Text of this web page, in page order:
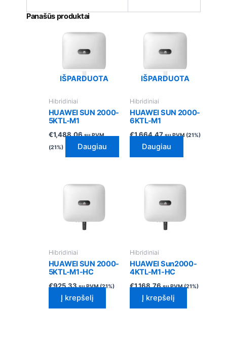
Panašūs produktai
IŠPARDUOTA
Hibridiniai
HUAWEI SUN 2000-
5KTL-M1
€1,488.06 su PVM
(21%)
Daugiau
IŠPARDUOTA
Hibridiniai
HUAWEI SUN 2000-
6KTL-M1
€1,664.47 su PVM (21%)
Daugiau
Hibridiniai
HUAWEI SUN 2000-
5KTL-M1-HC
€925.33 su PVM (21%)
Į krepšelį
Hibridiniai
HUAWEI Sun2000-
4KTL-M1-HC
€1,168.76 su PVM (21%)
Į krepšelį